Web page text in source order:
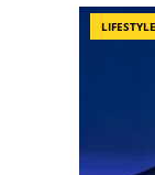
LIFESTYLE